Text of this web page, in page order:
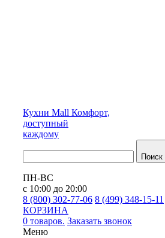
Кухни Mall Комфорт,
доступный
каждому
Поиск
ПН-ВС
с 10:00 до 20:00
8 (800) 302-77-06 8 (499) 348-15-11
КОРЗИНА
0 товаров. Заказать звонок
Меню